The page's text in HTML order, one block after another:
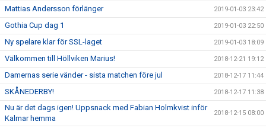
Mattias Andersson förlänger 2019-01-03 23:42
Gothia Cup dag 1 2019-01-03 22:50
Ny spelare klar för SSL-laget 2019-01-03 18:09
Välkommen till Höllviken Marius! 2018-12-21 19:12
Damernas serie vänder - sista matchen före jul 2018-12-17 11:44
SKÅNEDERBY! 2018-12-17 11:38
Nu är det dags igen! Uppsnack med Fabian Holmkvist inför
Kalmar hemma
2018-12-15 08:00